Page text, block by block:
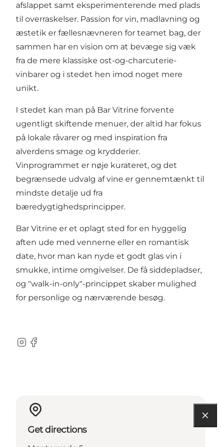
afslappet samt eksperimenterende med plads
til overraskelser. Passion for vin, madlavning og
æstetik er fællesnævneren for teamet bag, der
sammen har en vision om at bevæge sig væk
fra de mere klassiske ost-og-charcuterie-
vinbarer og i stedet hen imod noget mere
unikt.
I stedet kan man på Bar Vitrine forvente
ugentligt skiftende menuer, der altid har fokus
på lokale råvarer og med inspiration fra
alverdens smage og krydderier.
Vinprogrammet er nøje kurateret, og det
begrænsede udvalg af vine er gennemtænkt til
mindste detalje ud fra
bæredygtighedsprincipper.
Bar Vitrine er et oplagt sted for en hyggelig
aften ude med vennerne eller en romantisk
date, hvor man kan nyde et godt glas vin i
smukke, intime omgivelser. De få siddepladser,
og "walk-in-only"-princippet skaber mulighed
for personlige og nærværende besøg.
Instagram
Facebook
Get directions